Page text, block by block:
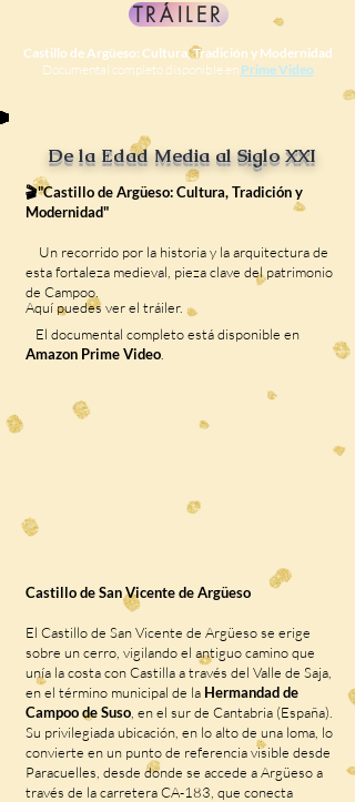
TRÁILER
Castillo de Argüeso: Cultura, Tradición y Modernidad
Documental completo disponible en Prime Video
De la Edad Media al Siglo XXI
🎬"Castillo de Argüeso: Cultura, Tradición y
Modernidad"
Un recorrido por la historia y la arquitectura de
esta fortaleza medieval, pieza clave del patrimonio
de Campoo.
Aquí puedes ver el tráiler.
El documental completo está disponible en
Amazon Prime Video
Castillo de San Vicente de Argüeso
El Castillo de San Vicente de Argüeso se erige
sobre un cerro, vigilando el antiguo camino que
unía la costa con Castilla a través del Valle de Saja,
en el término municipal de la Hermandad de
Campoo de Suso , en el sur de Cantabria (España).
Su privilegiada ubicación, en lo alto de una loma, lo
convierte en un punto de referencia visible desde
Paracuelles, desde donde se accede a Argüeso a
través de la carretera CA-183, que conecta